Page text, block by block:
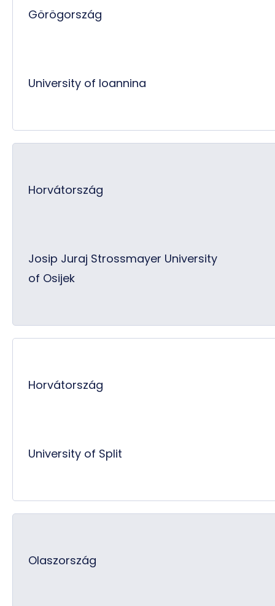
Görögország
University of Ioannina
Horvátország
Josip Juraj Strossmayer University
of Osijek
Horvátország
University of Split
Olaszország